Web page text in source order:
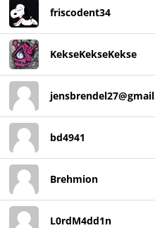
friscodent34
KekseKekseKekse
bd4941
Brehmion
L0rdM4dd1n